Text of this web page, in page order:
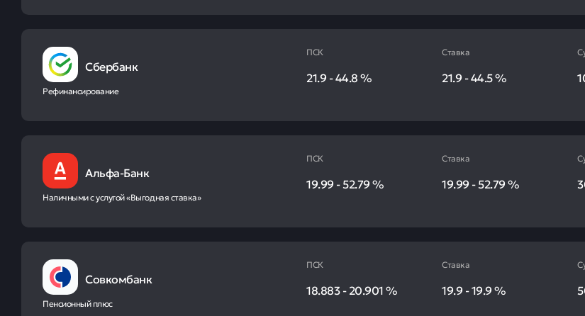
Сбербанк
Рефинансирование
ПСК
21.9-44.8%
Ставка
21.9-44.5%
Альфа-Банк
Наличными с услугой «Выгодная ставка»
ПСК
19.99-52.79%
Ставка
19.99-52.79%
Совкомбанк
Пенсионный плюс
ПСК
18.883-20.901%
Ставка
19.9-19.9%